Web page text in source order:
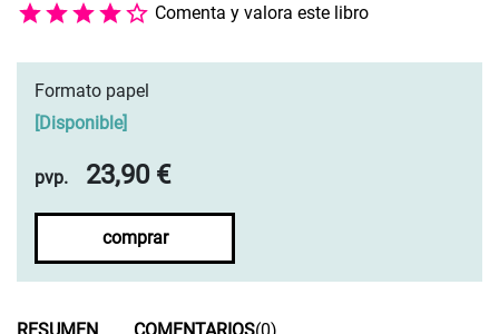
Comenta y valora este libro
Formato papel
Disponible]
pvp. 23,90 €
comprar